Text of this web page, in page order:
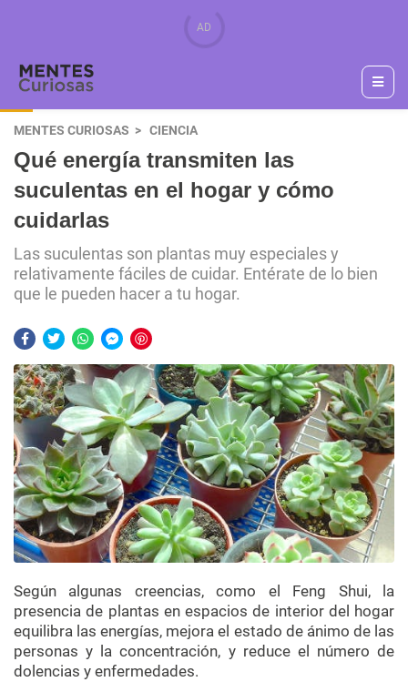
MENTES CURIOSAS CIENCIA
Qué energía transmiten las
suculentas en el hogar y cómo
cuidarlas
Las suculentas son plantas muy especiales y
relativamente fáciles de cuidar. Entérate de lo bien
que le pueden hacer a tu hogar.
Según algunas creencias, como el Feng Shui, la
presencia de plantas en espacios de interior del hogar
equilibra las energías, mejora el estado de ánimo de las
personas y la concentración, y reduce el número de
dolencias y enfermedades.